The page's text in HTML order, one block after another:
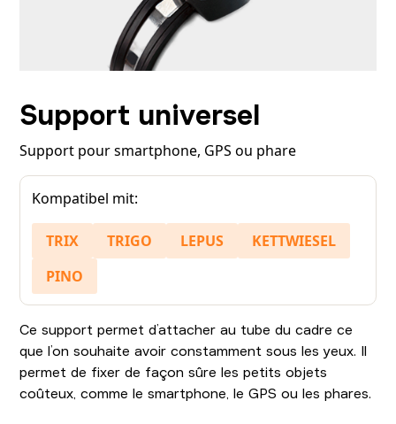
Support universel
Support pour smartphone, GPS ou phare
Kompatibel mit:
TRIX TRIGO LEPUS
KETTWIESEL
PINO
Ce support permet d’attacher au tube du cadre ce
que l’on souhaite avoir constamment sous les yeux. Il
permet de fixer de façon sûre les petits objets
coûteux, comme le smartphone, le GPS ou les phares.